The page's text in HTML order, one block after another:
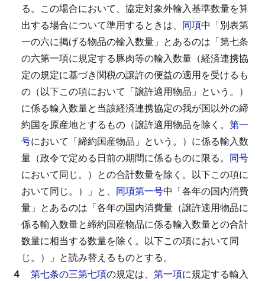
る。 この場合において、協定対象外輸入基準数量を算
出する場合について準用するときは、 同項中「別表第
一の六に掲げる物品の輸入数量」とあるのは「第七条
の六第一項に規定する豚肉等の輸入数量（経済連携協
定の規定に基づき関税の譲許の便益の適用を受けるも
の（以下この項において「譲許適用物品」という。）
に係る輸入数量と当該経済連携協定の我が国以外の締
約国を原産地とするもの（譲許適用物品を除く。 第一
号において「締約国産物品」という。）に係る輸入数
量（政令で定める日前の期間に係るものに限る。 同号
において同じ。）との合計数量を除く。以下この項に
おいて同じ。）」と、 同項第一号中「各年の国内消費
量」とあるのは「各年の国内消費量（譲許適用物品に
係る輸入数量と締約国産物品に係る輸入数量との合計
数量に相当する数量を除く。以下この項において同
じ。）」と読み替えるものとする。
４
第七条の三第七項の規定は、 第一項に規定する輸入